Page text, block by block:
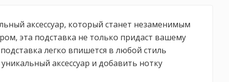
аксессуар, который станет незаменимым
эта подставка не только придаст вашему
легко впишется в любой стиль
аксессуар и добавить нотку